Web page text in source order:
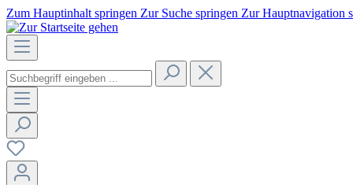
Zum Hauptinhalt springen Zur Suche springen Zur Hauptnavigation